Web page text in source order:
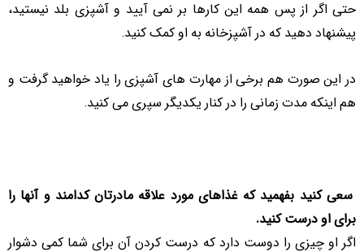
حتی اگر از پس همه این کارها بر نمی آیید و آشپزی بلد نیستید،
پیشنهاد دهید که در آشپزخانه به او کمک کنید.
در این صورت هم برخی از مهارت های آشپزی را یاد خواهید گرفت و
هم اینکه مدت زمانی را در کنار یکدیگر سپری می کنید.
سعی کنید بفهمید که غذاهای مورد علاقه مادرتان کدامند و آنها را
برای او درست کنید.
اگر او چیزی را دوست دارد که درست کردن آن برای شما کمی دشوار